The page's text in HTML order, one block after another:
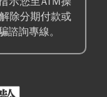
除分期付款或
諮詢專線。